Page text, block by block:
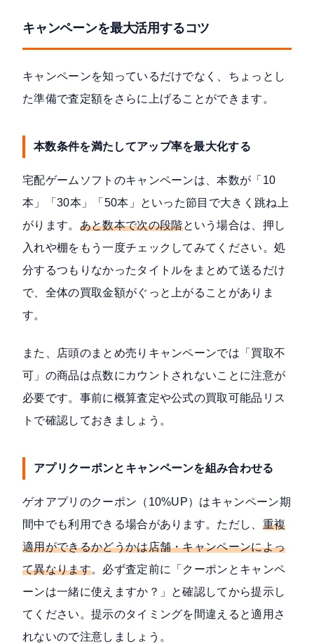
キャンペーンを最大活用するコツ
キャンペーンを知っているだけでなく、ちょっとし
た準備で査定額をさらに上げることができます。
本数条件を満たしてアップ率を最大化する
宅配ゲームソフトのキャンペーンは、本数が「10
本」「30本」「50本」といった節目で大きく跳ね上
がります。 あと数本で次の段階という場合は、押し
入れや棚をもう一度チェックしてみてください。処
分するつもりなかったタイトルをまとめて送るだけ
で、全体の買取金額がぐっと上がることがありま
す。
また、店頭のまとめ売りキャンペーンでは「買取不
可」の商品は点数にカウントされないことに注意が
必要です。事前に概算査定や公式の買取可能品リス
トで確認しておきましょう。
アプリクーポンとキャンペーンを組み合わせる
ゲオアプリのクーポン（10%UP）はキャンペーン期
間中でも利用できる場合があります。ただし、 重複
適用ができるかどうかは店舗・キャンペーンによっ
て異なります。必ず査定前に「クーポンとキャンペ
ーンは一緒に使えますか？」と確認してから提示し
てください。提示のタイミングを間違えると適用さ
れないので注意しましょう。